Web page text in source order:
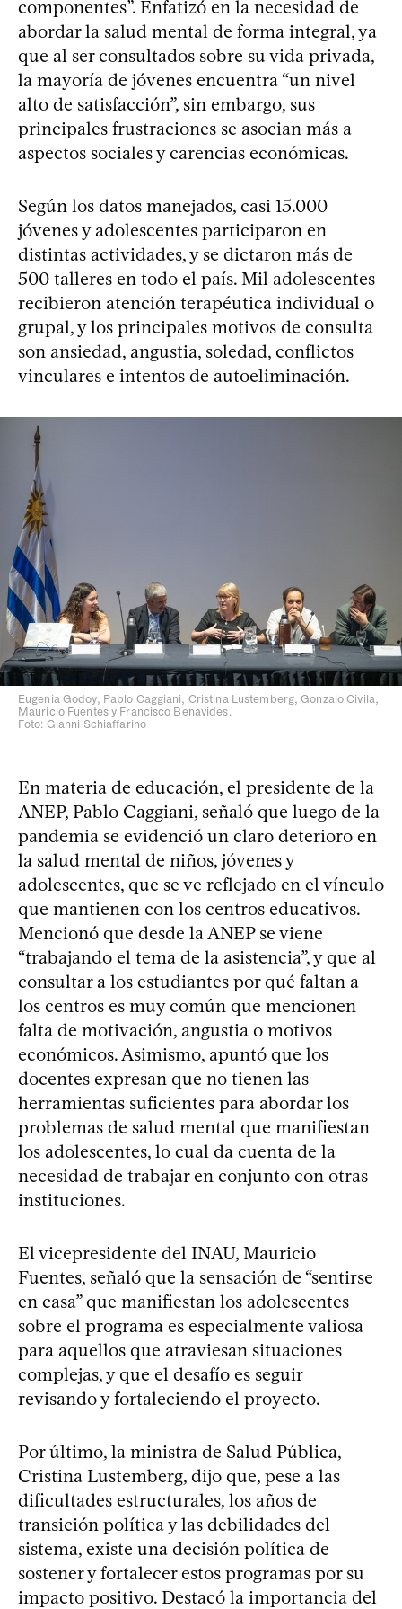
componentes”. Enfatizó en la necesidad de
abordar la salud mental de forma integral, ya
que al ser consultados sobre su vida privada,
la mayoría de jóvenes encuentra “un nivel
alto de satisfacción”, sin embargo, sus
principales frustraciones se asocian más a
aspectos sociales y carencias económicas.
Según los datos manejados, casi 15.000
jóvenes y adolescentes participaron en
distintas actividades, y se dictaron más de
500 talleres en todo el país. Mil adolescentes
recibieron atención terapéutica individual o
grupal, y los principales motivos de consulta
son ansiedad, angustia, soledad, conflictos
vinculares e intentos de autoeliminación.
Eugenia Godoy, Pablo Caggiani, Cristina Lustemberg, Gonzalo Civila,
Mauricio Fuentes y Francisco Benavides.
Foto: Gianni Schiaffarino
En materia de educación, el presidente de la
ANEP, Pablo Caggiani, señaló que luego de la
pandemia se evidenció un claro deterioro en
la salud mental de niños, jóvenes y
adolescentes, que se ve reflejado en el vínculo
que mantienen con los centros educativos.
Mencionó que desde la ANEP se viene
“trabajando el tema de la asistencia”, y que al
consultar a los estudiantes por qué faltan a
los centros es muy común que mencionen
falta de motivación, angustia o motivos
económicos. Asimismo, apuntó que los
docentes expresan que no tienen las
herramientas suficientes para abordar los
problemas de salud mental que manifiestan
los adolescentes, lo cual da cuenta de la
necesidad de trabajar en conjunto con otras
instituciones.
El vicepresidente del INAU, Mauricio
Fuentes, señaló que la sensación de “sentirse
en casa” que manifiestan los adolescentes
sobre el programa es especialmente valiosa
para aquellos que atraviesan situaciones
complejas, y que el desafío es seguir
revisando y fortaleciendo el proyecto.
Por último, la ministra de Salud Pública,
Cristina Lustemberg, dijo que, pese a las
dificultades estructurales, los años de
transición política y las debilidades del
sistema, existe una decisión política de
sostener y fortalecer estos programas por su
impacto positivo. Destacó la importancia del